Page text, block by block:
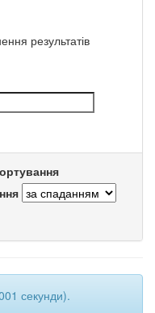
результатів
секунди).